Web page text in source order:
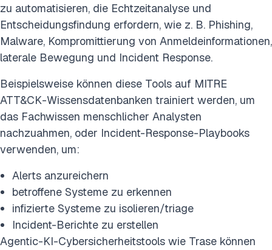
zu automatisieren, die Echtzeitanalyse und
Entscheidungsfindung erfordern, wie z. B. Phishing,
Malware, Kompromittierung von Anmeldeinformationen,
laterale Bewegung und Incident Response.
Beispielsweise können diese Tools auf MITRE
ATT&CK-Wissensdatenbanken trainiert werden, um
das Fachwissen menschlicher Analysten
nachzuahmen, oder Incident-Response-Playbooks
verwenden, um:
Alerts anzureichern
betroffene Systeme zu erkennen
infizierte Systeme zu isolieren/triage
Incident-Berichte zu erstellen
Agentic-KI-Cybersicherheitstools wie Trase können